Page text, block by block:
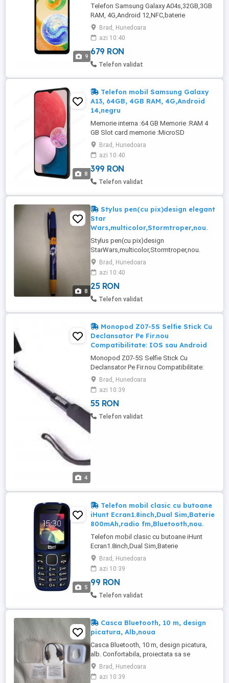
9
Telefon Samsung Galaxy A04s,32GB,3GB
RAM, 4G,Android 12,NFC,baterie
5000mah,ecran 6.53 inch,data aparitie
septembrie 2022,negru,nou.
CARACTERISTICI GENERALE: Tip telefon
:Smartphone Sloturi SIM :Dual SIM Tip
SIM :Nano SIM Sistem de operare:
Numar nuclee: 8 Frecventa ...
Brad, Hunedoara
azi 10:40
679 RON
Telefon validat
8
Telefon mobil Samsung Galaxy
A13, 64GB, 4GB RAM, 4G,Android
14,negru
Memorie interna :64 GB Memorie :RAM 4
GB Slot card memorie :MicroSD
CONECTIVITATE: Standard Wi-Fi 802.11 a
b g n ac Porturi Jack 3.5 mm USB Type C
Dimensiuni: 76.4 x 8.8 x 165.1 mm Greutate
195 g SAR (W kg) Cap: 0.367 W kg Corp:
1.39 W kg Tehnologie :4G RO-ALERT: Da
LCD PLS TFT Rezolutie ...
Brad, Hunedoara
azi 10:40
399 RON
Telefon validat
8
Stylus pen(cu pix)design elegant
Star
Wars,multicolor,Stormtroper,nou.
Stylus pen(cu pix)design
StarWars,multicolor,Stormtroper,nou.
Acest stylus pix elegant are dimensiunea
si design-ul de buzunar. Este un pix cu
dubla actiune, avand un varf stylus, pentru
utilizare cu smartphone-uri si tablete si in
acelasi timp fiind perfect pentru
Culoarea ...
Brad, Hunedoara
azi 10:40
25 RON
Telefon validat
4
Monopod Z07-5S Selfie Stick Cu
Declansator Pe Fir.nou
Compatibilitate: IOS sau Android
Monopod Z07-5S Selfie Stick Cu
Declansator Pe Fir.nou Compatibilitate:
IOS sau Android Deschidere maxima: 8.5
Deschidere minima: 5.5 Lungime maxima:
1m Pachetul contine: 1 x Monopod cu
cablu jack 1 x Suport telefon 1 x cutie
prezentare
Brad, Hunedoara
azi 10:39
55 RON
Telefon validat
5
Telefon mobil clasic cu butoane
iHunt Ecran1.8inch,Dual Sim,Baterie
800mAh,radio fm,Bluetooth,nou.
Telefon mobil clasic cu butoane iHunt
Ecran1.8inch,Dual Sim,Baterie
800mAh,nou. Retea 2G GSM 850/9 MHz -
SIM1/2; Camera foto incorporata; Slot
card microSD; Bluetooth + FM Radio;
Alarma, calendar, ora pe glob etc; Dual
SIM. Poate fi primul tau telefon, sau daca
Brad, Hunedoara
azi 10:39
99 RON
Telefon validat
Casca Bluetooth, 10 m, design
picatura, Alb,noua
Casca Bluetooth, 10 m, design picatura,
alb. Confortabila, proiectata sa se
potriveasca tuturor tipurilor de urechi.
Specificatii: Versiune Bluetooth: V4.1 +
Brad, Hunedoara
azi 10:39